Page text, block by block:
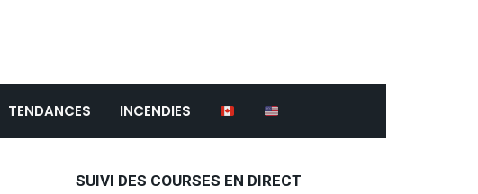
TENDANCES INCENDIES
SUIVI DES COURSES EN DIRECT